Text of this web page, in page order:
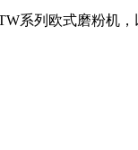
系列欧式磨粉机